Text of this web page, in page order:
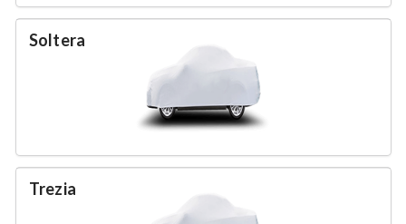
Soltera
Trezia